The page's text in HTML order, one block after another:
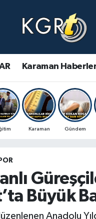
Karaman
Karaman Gündem
Büyük
Anadolu
Haberleri